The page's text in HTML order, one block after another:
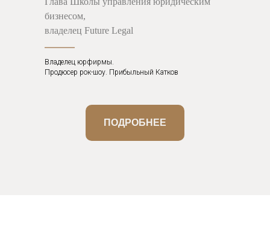
бизнесом,
владелец Future Legal
Владелец юрфирмы.
Продюсер рок-шоу. Прибыльный Катков
ПОДРОБНЕЕ